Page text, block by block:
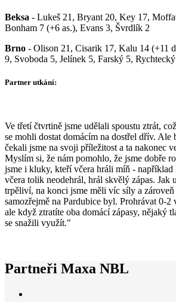
Beksa - Lukeš 21, Bryant 20, Key 17,
Bonham 7 (+6 as.), Evans 3, Švrdlík 2
Brno - Olison 21, Cisarik 17, Kalu 14 (+11
9, Svoboda 5, Jelínek 5, Farský 5,
Partner utkání:
Ve třetí čtvrtině jsme udělali spoustu ztrát,
se mohli dostat domácím na dostřel dřív. Ale
čekali jsme na svoji příležitost a ta nakonec
Myslím si, že nám pomohlo, že jsme dobře
jsme i kluky, kteří včera hráli míň -
včera tolik neodehrál, hrál skvělý zápas. Jak
trpěliví, na konci jsme měli víc síly a
samozřejmě na Pardubice byl. Prohrávat 0-2
ale když ztratíte oba domácí zápasy, nějaký
se snažili využít."
Partneři Maxa NBL